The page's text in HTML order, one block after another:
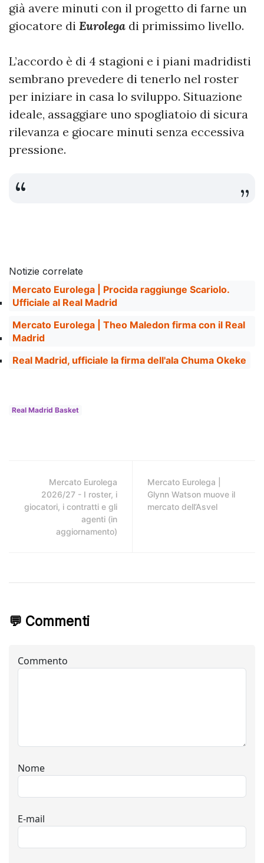
già avere minuti con il progetto di farne un
giocatore di Eurolega di primissimo livello.
L’accordo è di 4 stagioni e i piani madridisti
sembrano prevedere di tenerlo nel roster
per iniziare in casa lo sviluppo. Situazione
ideale, assaggiare uno spogliatoio di sicura
rilevanza e giocare minuti senza eccessiva
pressione.
Notizie correlate
Mercato Eurolega | Procida raggiunge Scariolo.
Ufficiale al Real Madrid
Mercato Eurolega | Theo Maledon firma con il Real
Madrid
Real Madrid, ufficiale la firma dell'ala Chuma Okeke
Real Madrid Basket
Mercato Eurolega
2026/27 - I roster, i
giocatori, i contratti e gli
agenti (in
aggiornamento)
Mercato Eurolega |
Glynn Watson muove il
mercato dell’Asvel
💬 Commenti